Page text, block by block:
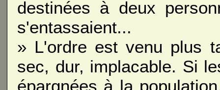
destinées à deux
s'entassaient...
» L'ordre est venu plus
sec, dur, implacable. Si
épargnées à la